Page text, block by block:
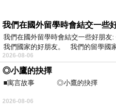
我們在國外留學時會結交一些好朋友
我們國家的好朋友。 我們的留學國
2026-08-06
◎小鷹的抉擇
■寓言故事 ◎小鷹的抉擇
⊕潘文良
仞的懸崖上，有一座遮天蔽
2026-08-06